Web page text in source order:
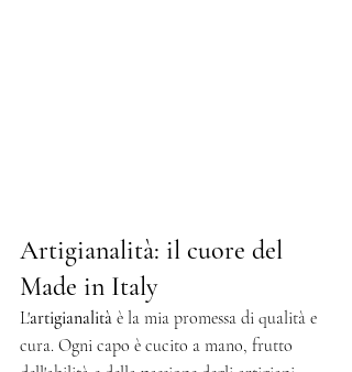
Artigianalità: il cuore del
Made in Italy
L'artigianalità è la mia promessa di qualità e
cura. Ogni capo è cucito a mano, frutto